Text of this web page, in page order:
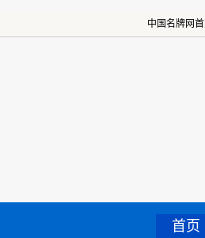
中国名牌网
首页